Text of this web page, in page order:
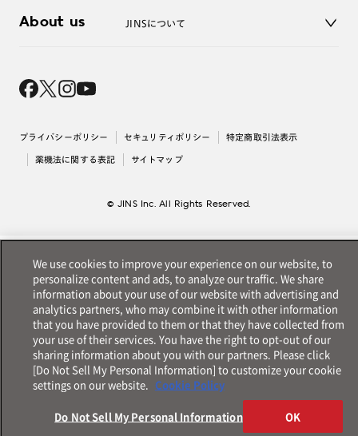
レンズ交換
About us JINSについて
採用情報
出店について
プライバシーポリシー セキュリティポリシー 特定商取引法表示
薬機法に関する表記 サイトマップ
© JINS Inc. All Rights Reserved.
We use cookies to improve your experience on our website, to
personalize content and ads, to analyze our traffic. We share
information about your use of our website with advertising and
analytics partners, who may combine it with other information
that you have provided to them or that they have collected from
your use of their services. You have the right to opt-out of our
sharing information about you with our partners. Please click
[Do Not Sell My Personal Information] to customize your cookie
settings on our website. Cookie Policy
Do Not Sell My Personal Information OK